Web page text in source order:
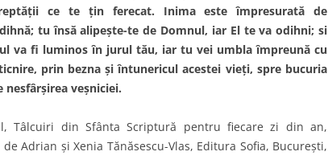
ce te ţin ferecat. Inima este împresurată de
tu însă alipeşte-te de Domnul, iar El te va odihni; si
va fi luminos în jurul tău, iar tu vei umbla împreună cu
prin bezna şi întunericul acestei vieţi, spre bucuria
veşniciei.
Tâlcuiri din Sfânta Scriptură pentru fiecare zi din an,
Adrian și Xenia Tănăsescu-Vlas, Editura Sofia, București,